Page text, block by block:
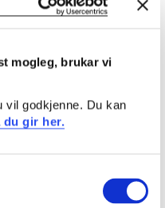
mogleg, brukar vi
vil godkjenne. Du kan
du gir her.